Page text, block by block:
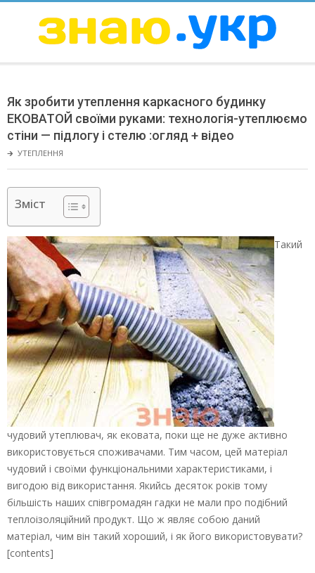
ЗНАЮ
Menu
Як зробити утеплення каркасного будинку
ЕКОВАТОЙ своїми руками: технологія-утеплюємо
стіни — підлогу і стелю :огляд + відео
🡲 УТЕПЛЕННЯ
Зміст
Такий
чудовий утеплювач, як ековата, поки ще не дуже активно
використовується споживачами. Тим часом, цей матеріал
чудовий і своїми функціональними характеристиками, і
вигодою від використання. Якийсь десяток років тому
більшість наших співгромадян гадки не мали про подібний
теплоізоляційний продукт. Що ж являє собою даний
матеріал, чим він такий хороший, і як його використовувати?
[contents]